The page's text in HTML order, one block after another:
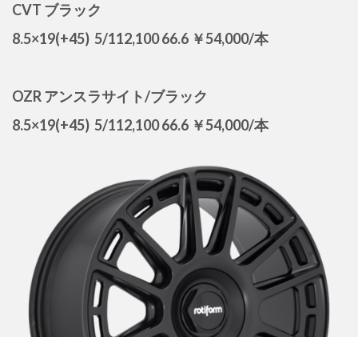
CVT ブラック
8.5×19(+45) 5/112,100 66.6 ￥54,000/本
OZR アンスラサイト/ブラック
8.5×19(+45) 5/112,100 66.6 ￥54,000/本